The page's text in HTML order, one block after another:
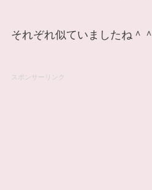
それぞれ似ていましたね＾＾
スポンサーリンク